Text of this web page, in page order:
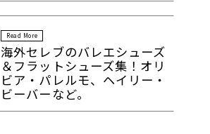
Read More
海外セレブのバレエシューズ
＆フラットシューズ集！オリ
ビア・パレルモ、ヘイリー・
ビーバーなど。